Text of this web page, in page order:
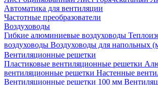
Автоматика для вентиляции
Частотные преобразователи
Воздуховоды
Гибкие алюминиевые воздуховоды
воздуховоды Воздуховоды для напольных
Вентиляционные решетки
Пластиковые вентиляционные решетки
вентиляционные решетки Настенные
Вентиляционные решетки 100 мм